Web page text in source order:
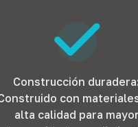
Construcción
con
alta calidad para mayor